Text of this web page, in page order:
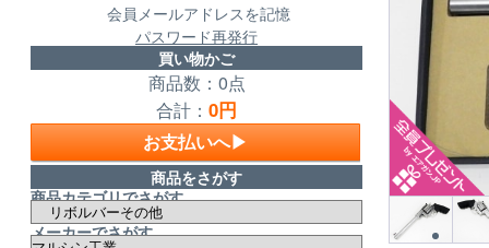
会員メールアドレスを記憶
パスワード再発行
買い物かご
商品数：0点
合計： 0円
お支払いへ▶
商品をさがす
商品カテゴリでさがす
メーカーでさがす